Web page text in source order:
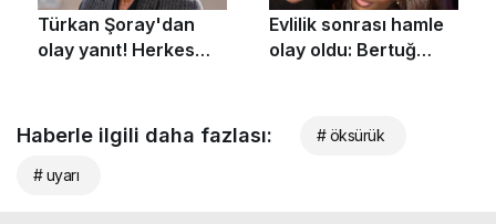
Haberle ilgili daha fazlası: # öksürük
# uyarı